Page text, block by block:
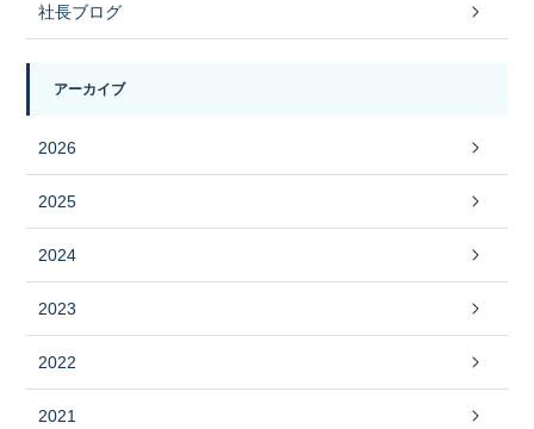
社長ブログ
アーカイブ
2026
2025
2024
2023
2022
2021